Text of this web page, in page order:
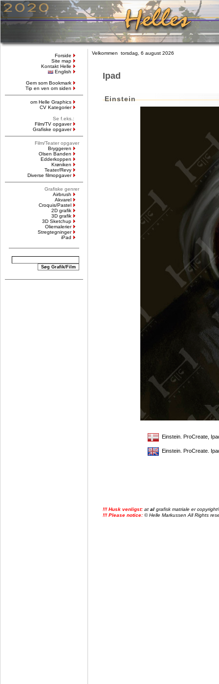
Forside
Site map
Kontakt Helle
English
Gem som Bookmark
Tip en ven om siden
om Helle Graphics
CV Kategorier
Se f.eks.:
Film/TV opgaver
Grafiske opgaver
Film/Teater opgaver
Bryggeren
Olsen Banden
Edderkoppen
Krøniken
Teater/Revy
Diverse filmopgaver
Grafiske genrer
Airbrush
Akvarel
Croquis/Pastel
2D grafik
3D grafik
3D Sketchup
Oliemalerier
Stregtegninger
iPad
Velkommen torsdag, 6 august 2026
Ipad
Einstein
Einstein. ProCreate,
Einstein. ProCreate.
!!! Husk venligst: at al grafisk matriale er
!!! Please notice: © Helle Markussen All Rights